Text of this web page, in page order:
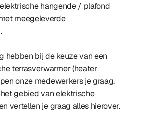
hangende / plafond
meegeleverde
hebben bij de keuze van een
terrasverwarmer (heater
onze medewerkers je graag.
gebied van elektrische
vertellen je graag alles hierover.